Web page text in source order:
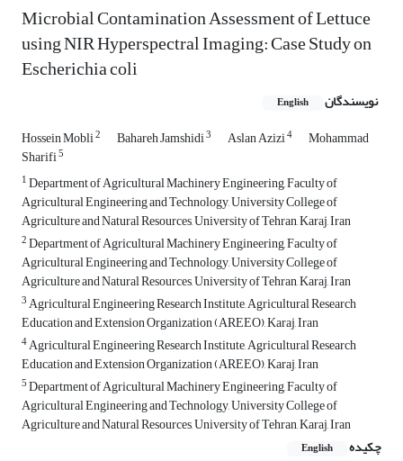
Microbial Contamination Assessment of Lettuce
using NIR Hyperspectral Imaging: Case Study on
Escherichia coli
نویسندگان English
Hossein Mobli2 Bahareh Jamshidi3 Aslan Azizi4 Mohammad
Sharifi5
1Department of Agricultural Machinery Engineering, Faculty of
Agricultural Engineering and Technology, University College of
Agriculture and Natural Resources, University of Tehran, Karaj, Iran
2Department of Agricultural Machinery Engineering, Faculty of
Agricultural Engineering and Technology, University College of
Agriculture and Natural Resources, University of Tehran, Karaj, Iran
3Agricultural Engineering Research Institute, Agricultural Research
Education and Extension Organization (AREEO), Karaj, Iran
4Agricultural Engineering Research Institute, Agricultural Research
Education and Extension Organization (AREEO), Karaj, Iran
5Department of Agricultural Machinery Engineering, Faculty of
Agricultural Engineering and Technology, University College of
Agriculture and Natural Resources, University of Tehran, Karaj, Iran
چکیده
English